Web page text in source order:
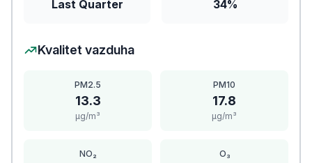
Last Quarter 34%
Kvalitet vazduha
PM2.5
13.3
μg/m³
PM10
17.8
μg/m³
NO₂ O₃